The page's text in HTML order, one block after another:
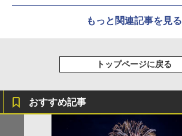
もっと関連記事を見る
トップページに戻る
おすすめ記事